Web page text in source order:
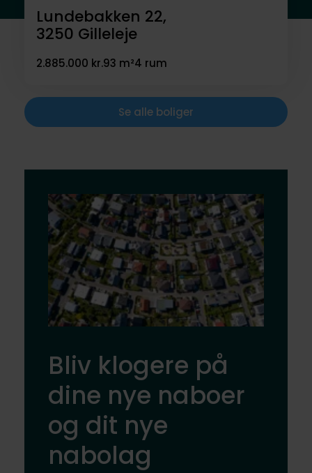
Lundebakken 22,
3250 Gilleleje
2.885.000 kr.93 m²4 rum
Se alle boliger
Bliv klogere på
dine nye naboer
og dit nye
nabolag